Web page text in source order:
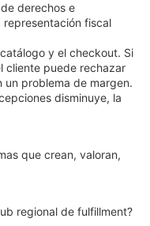
derechos e
fiscal
y el checkout. Si
cliente puede rechazar
problema de margen.
disminuye, la
que crean, valoran,
regional de fulfillment?